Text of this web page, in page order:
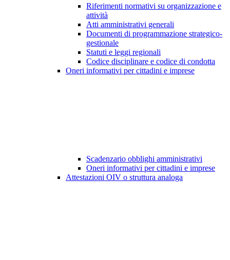
Riferimenti normativi su organizzazione e
attività
Atti amministrativi generali
Documenti di programmazione strategico-
gestionale
Statuti e leggi regionali
Codice disciplinare e codice di condotta
Oneri informativi per cittadini e imprese
Scadenzario obblighi amministrativi
Oneri informativi per cittadini e imprese
Attestazioni OIV o struttura analoga